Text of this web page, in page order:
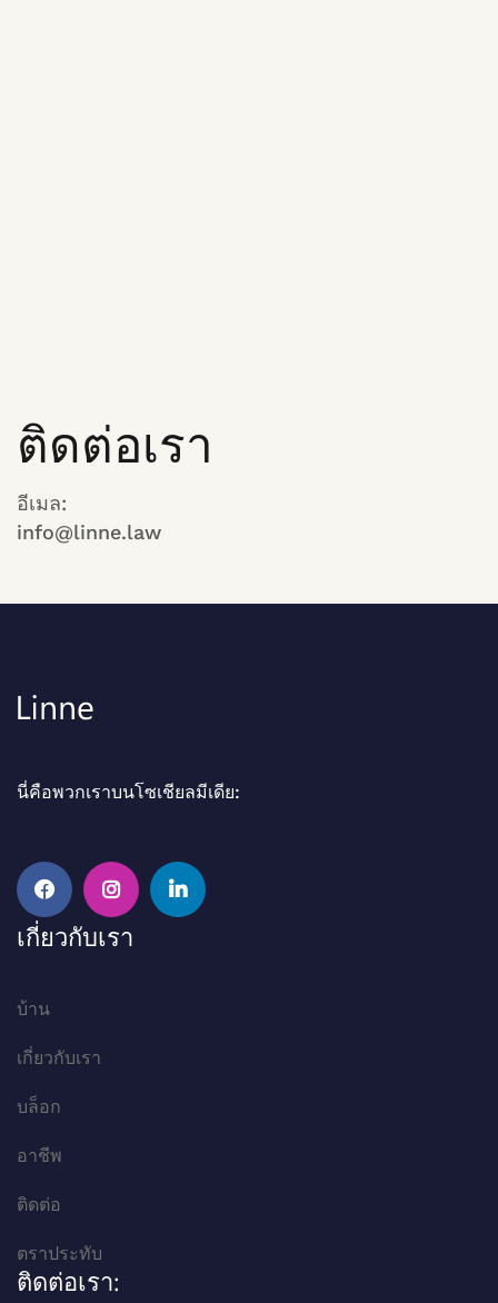
ติดต่อเรา
อีเมล:
info@linne.law
นี่คือพวกเราบนโซเชียลมีเดีย:
เกี่ยวกับเรา
บ้าน
เกี่ยวกับเรา
บล็อก
อาชีพ
ติดต่อ
ตราประทับ
ติดต่อเรา: